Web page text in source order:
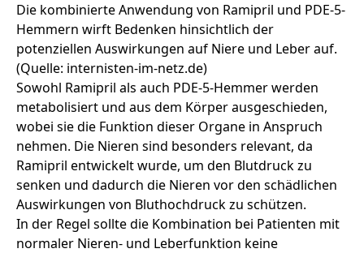
Die kombinierte Anwendung von Ramipril und PDE-5-
Hemmern wirft Bedenken hinsichtlich der
potenziellen Auswirkungen auf Niere und Leber auf.
(Quelle: internisten-im-netz.de)
Sowohl Ramipril als auch PDE-5-Hemmer werden
metabolisiert und aus dem Körper ausgeschieden,
wobei sie die Funktion dieser Organe in Anspruch
nehmen. Die Nieren sind besonders relevant, da
Ramipril entwickelt wurde, um den Blutdruck zu
senken und dadurch die Nieren vor den schädlichen
Auswirkungen von Bluthochdruck zu schützen.
In der Regel sollte die Kombination bei Patienten mit
normaler Nieren- und Leberfunktion keine